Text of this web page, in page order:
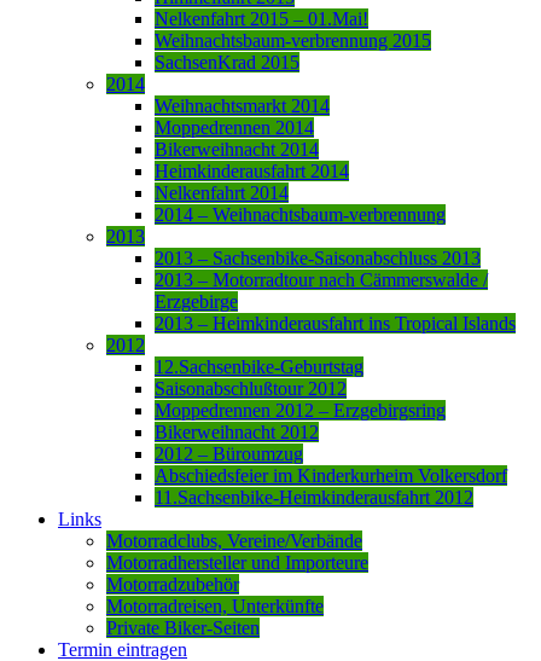
Nelkenfahrt 2015 – 01.Mai!
Weihnachtsbaum-verbrennung 2015
SachsenKrad 2015
2014
Weihnachtsmarkt 2014
Moppedrennen 2014
Bikerweihnacht 2014
Heimkinderausfahrt 2014
Nelkenfahrt 2014
2014 – Weihnachtsbaum-verbrennung
2013
2013 – Sachsenbike-Saisonabschluss 2013
2013 – Motorradtour nach Cämmerswalde /
Erzgebirge
2013 – Heimkinderausfahrt ins Tropical Islands
2012
12.Sachsenbike-Geburtstag
Saisonabschlußtour 2012
Moppedrennen 2012 – Erzgebirgsring
Bikerweihnacht 2012
2012 – Büroumzug
Abschiedsfeier im Kinderkurheim Volkersdorf
11.Sachsenbike-Heimkinderausfahrt 2012
Links
Motorradclubs, Vereine/Verbände
Motorradhersteller und Importeure
Motorradzubehör
Motorradreisen, Unterkünfte
Private Biker-Seiten
Termin eintragen